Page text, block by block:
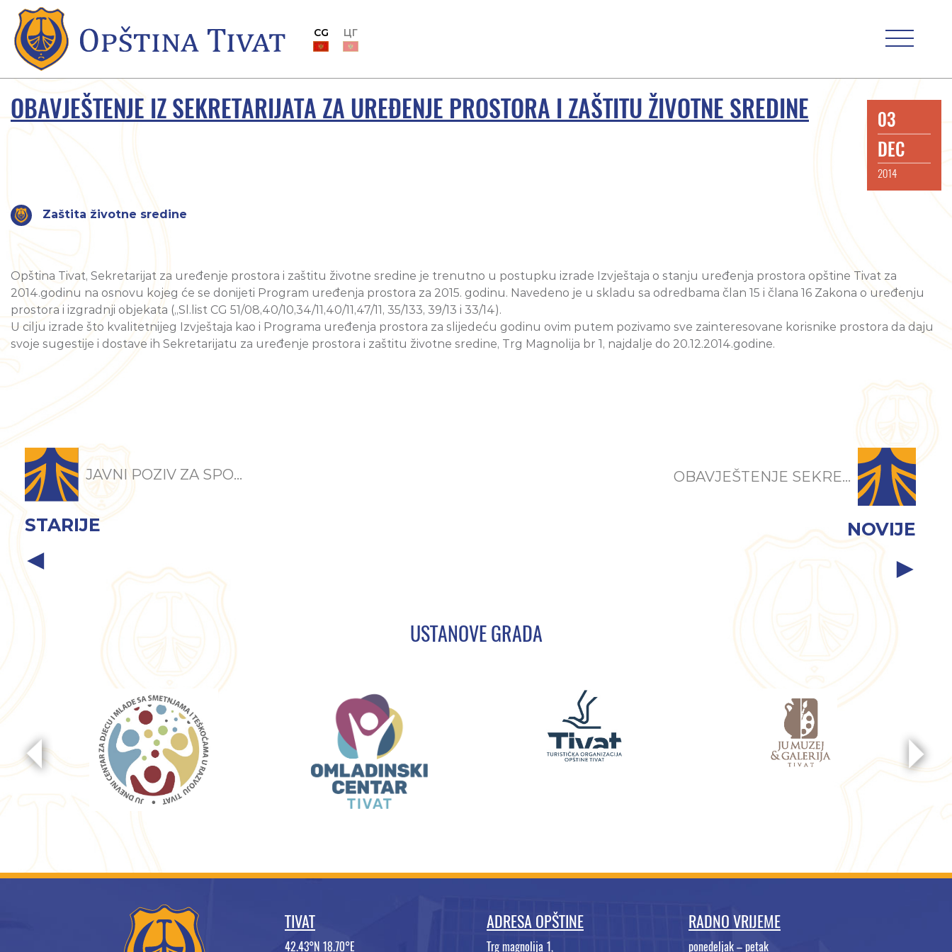
CG ЦГ
OBAVJEŠTENJE IZ SEKRETARIJATA ZA UREĐENJE PROSTORA I ZAŠTITU ŽIVOTNE SREDINE
03
DEC
2014
Zaštita životne sredine
Opština Tivat, Sekretarijat za uređenje prostora i zaštitu životne sredine je trenutno u postupku izrade Izvještaja o stanju uređenja prostora opštine Tivat za
2014.godinu na osnovu kojeg će se donijeti Program uređenja prostora za 2015. godinu. Navedeno je u skladu sa odredbama član 15 i člana 16 Zakona o uređenju
prostora i izgradnji objekata („Sl.list CG 51/08,40/10,34/11,40/11,47/11, 35/133, 39/13 i 33/14).
U cilju izrade što kvalitetnijeg Izvještaja kao i Programa uređenja prostora za slijedeću godinu ovim putem pozivamo sve zainteresovane korisnike prostora da daju
svoje sugestije i dostave ih Sekretarijatu za uređenje prostora i zaštitu životne sredine, Trg Magnolija br 1, najdalje do 20.12.2014.godine.
JAVNI POZIV ZA SPO...
STARIJE
OBAVJEŠTENJE SEKRE...
NOVIJE
USTANOVE GRADA
TIVAT
42.43°N 18.70°E
ADRESA OPŠTINE
Trg magnolija 1,
RADNO VRIJEME
ponedeljak – petak